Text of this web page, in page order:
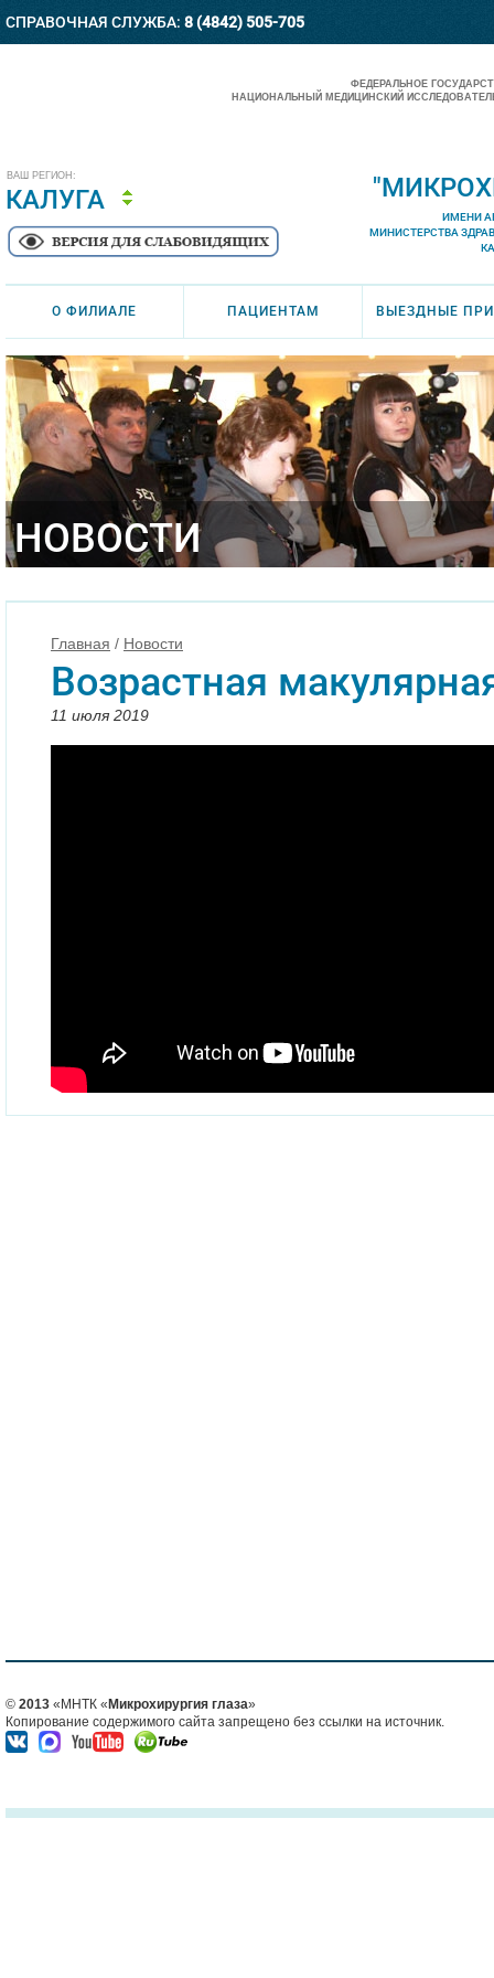
СПРАВОЧНАЯ СЛУЖБА: 8 (4842) 505-705
ВАШ РЕГИОН:
КАЛУГА
ФЕДЕРАЛЬНОЕ
НАЦИОНАЛЬНЫЙ МЕДИЦИНСКИЙ
ИМЕНИ
МИНИСТЕРСТВА
О ФИЛИАЛЕ ПАЦИЕНТАМ ВЫЕЗДНЫЕ
НОВОСТИ
Главная / Новости
Возрастная
11 июля 2019
© 2013 «МНТК « Микрохирургия глаза»
Копирование содержимого сайта запрещено без ссылки на источник.